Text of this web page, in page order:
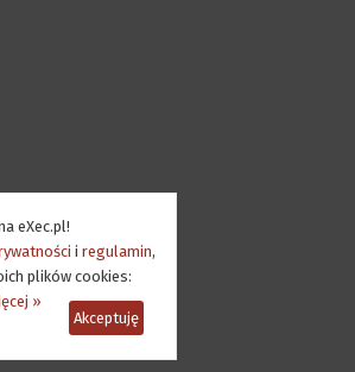
eXec.pl!
i regulamin,
plików cookies:
»
Akceptuję